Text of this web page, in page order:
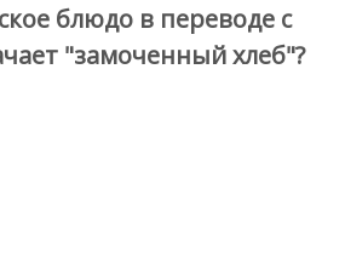
блюдо в переводе с
"замоченный хлеб"?